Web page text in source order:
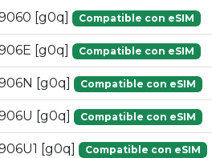
[g0q] Compatible con eSIM
[g0q] Compatible con eSIM
[g0q] Compatible con eSIM
[g0q] Compatible con eSIM
[g0q] Compatible con eSIM